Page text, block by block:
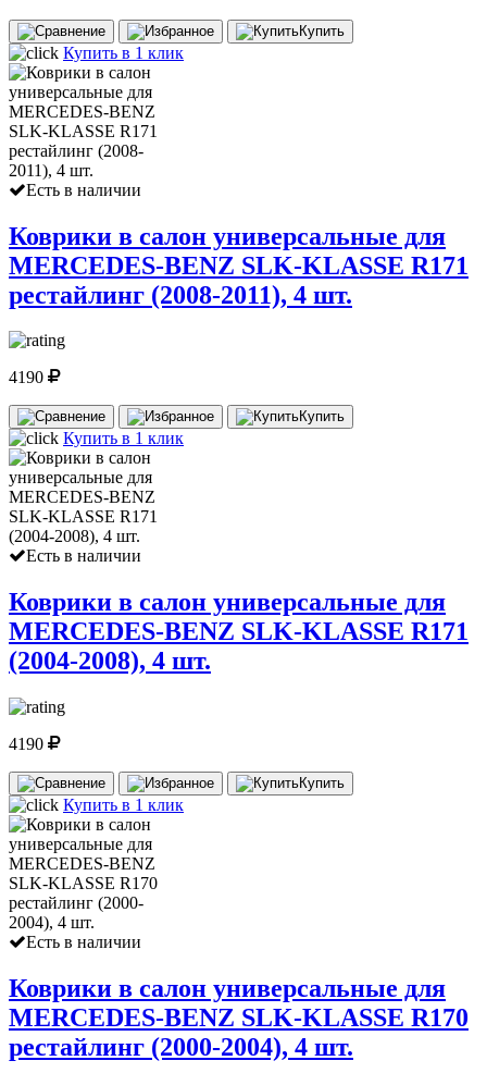
Купить
Купить в 1 клик
Есть в наличии
Коврики в салон универсальные для
MERCEDES-BENZ SLK-KLASSE R171
рестайлинг (2008-2011), 4 шт.
4190
Купить
Купить в 1 клик
Есть в наличии
Коврики в салон универсальные для
MERCEDES-BENZ SLK-KLASSE R171
(2004-2008), 4 шт.
4190
Купить
Купить в 1 клик
Есть в наличии
Коврики в салон универсальные для
MERCEDES-BENZ SLK-KLASSE R170
рестайлинг (2000-2004), 4 шт.